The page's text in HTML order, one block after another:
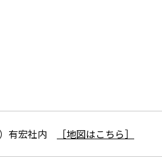
有宏社内 ［地図はこちら］